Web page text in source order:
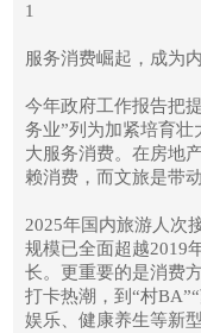
1
服务消费崛起，成为
今年政府工作报告把
务业”列为加紧培育
大服务消费。在房地
赖消费，而文旅是带
2025年国内旅游人次
规模已全面超越2019
长。更重要的是消费
打卡热潮，到“村
娱乐、健康养生等新